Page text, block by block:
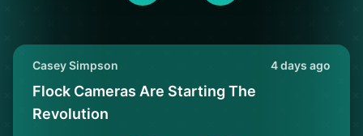
Casey Simpson 4 days ago
Flock Cameras Are Starting The
Revolution